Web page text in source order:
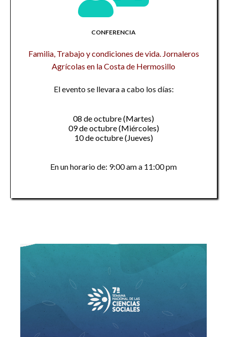
CONFERENCIA
Familia, Trabajo y condiciones de vida. Jornaleros
Agrícolas en la Costa de Hermosillo
El evento se llevara a cabo los días:
08 de octubre (Martes)
09 de octubre (Miércoles)
10 de octubre (Jueves)
En un horario de: 9:00 am a 11:00 pm